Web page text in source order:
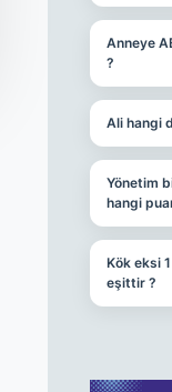
Anneye
?
Ali hangi
Yönetim
hangi
Kök eksi
eşittir ?